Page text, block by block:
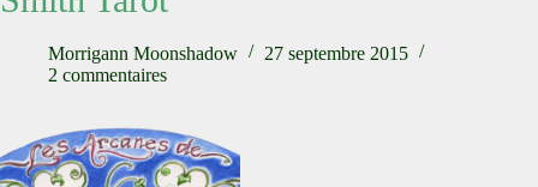
Morrigann Moonshadow
27 septembre 2015
2 commentaires